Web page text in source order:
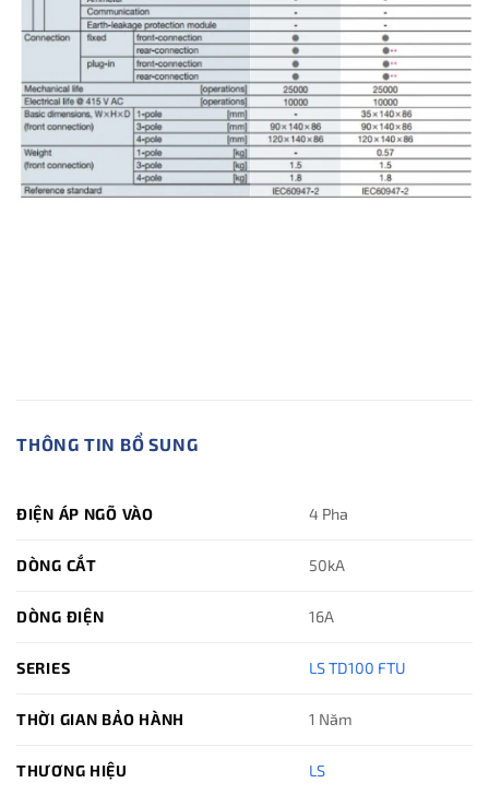
THÔNG TIN BỔ SUNG
ĐIỆN ÁP NGÕ VÀO 4 Pha
DÒNG CẮT 50kA
DÒNG ĐIỆN 16A
SERIES LS TD100 FTU
THỜI GIAN BẢO HÀNH 1 Năm
THƯƠNG HIỆU LS